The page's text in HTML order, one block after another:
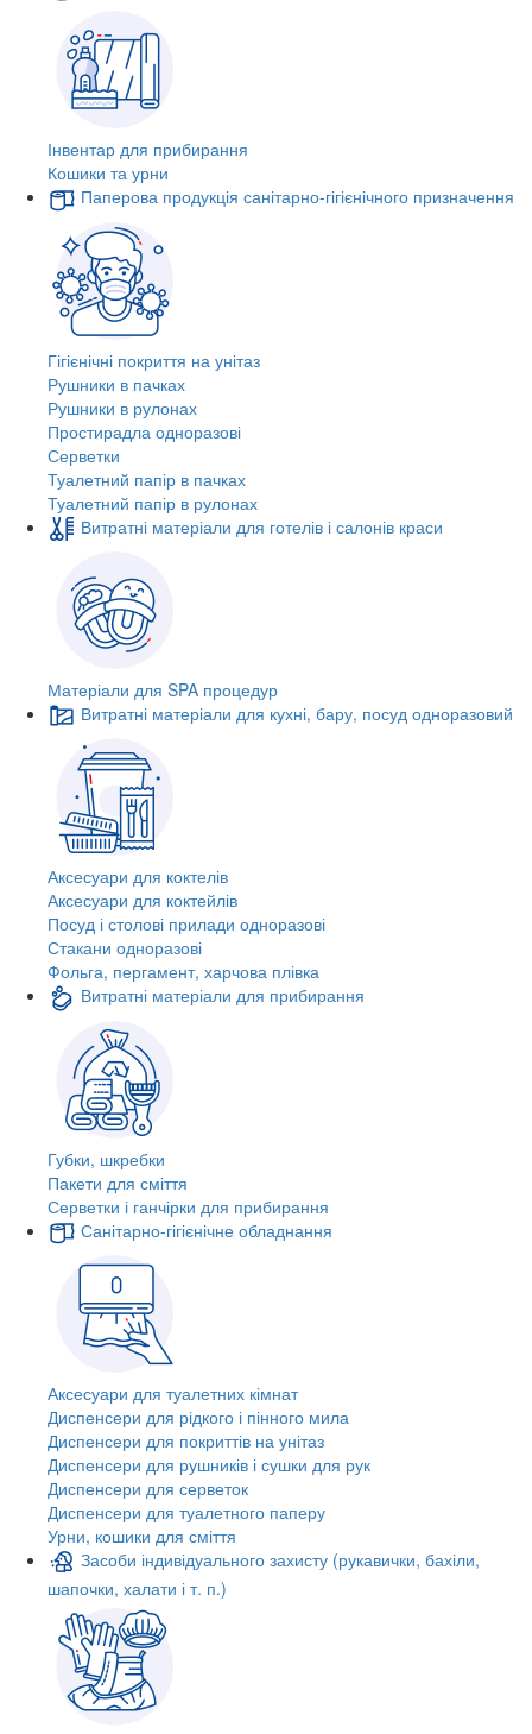
Інвентар для прибирання
Кошики та урни
Паперова продукція санітарно-гігієнічного призначення
Гігієнічні покриття на унітаз
Рушники в пачках
Рушники в рулонах
Простирадла одноразові
Серветки
Туалетний папір в пачках
Туалетний папір в рулонах
Витратні матеріали для готелів і салонів краси
Матеріали для SPA процедур
Витратні матеріали для кухні, бару, посуд одноразовий
Аксесуари для коктелів
Аксесуари для коктейлів
Посуд і столові прилади одноразові
Стакани одноразові
Фольга, пергамент, харчова плівка
Витратні матеріали для прибирання
Губки, шкребки
Пакети для сміття
Серветки і ганчірки для прибирання
Санітарно-гігієнічне обладнання
Аксесуари для туалетних кімнат
Диспенсери для рідкого і пінного мила
Диспенсери для покриттів на унітаз
Диспенсери для рушників і сушки для рук
Диспенсери для серветок
Диспенсери для туалетного паперу
Урни, кошики для сміття
Засоби індивідуального захисту (рукавички, бахіли,
шапочки, халати і т. п.)